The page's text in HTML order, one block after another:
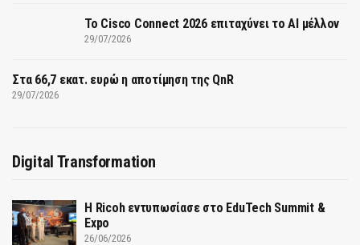
Το Cisco Connect 2026 επιταχύνει το AI μέλλον
29/07/2026
Στα 66,7 εκατ. ευρώ η αποτίμηση της QnR
29/07/2026
Digital Transformation
Η Ricoh εντυπωσίασε στο EduTech Summit &
Expo
26/06/2026